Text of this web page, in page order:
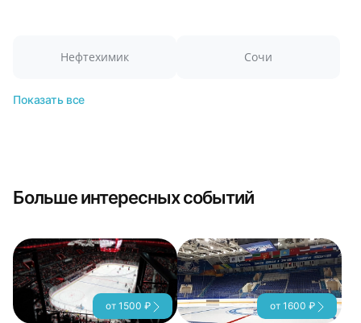
Нефтехимик Сочи
Показать все
Больше интересных событий
от 1500 ₽
от 1600 ₽